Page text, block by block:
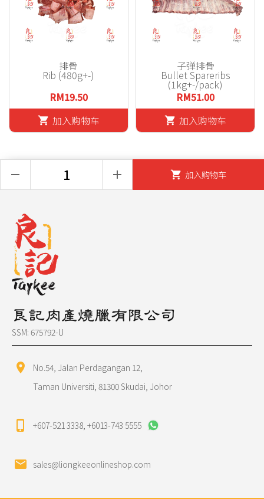
排骨
Rib (480g+-)
RM19.50
shopping_cart 加入购物车
子弹排骨
Bullet Spareribs
(1kg+-/pack)
RM51.00
shopping_cart 加入购物车
remove add shopping_cart 加入购物车
良記肉產燒臘有限公司
SSM: 675792-U
location_on
No.54, Jalan Perdagangan 12,
Taman Universiti, 81300 Skudai, Johor
phone_iphone +607-521 3338 +6013-743 5555
mail sales@liongkeeonlineshop.com